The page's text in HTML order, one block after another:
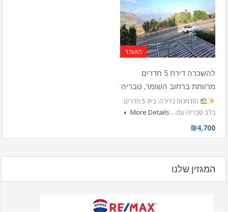
הושכר
להשכרה דירת 5 חדרים
מרווחת ברחוב השומר, טבריה
הזדמנות נדירה: בית 5 חדרים
בלב טבריה עם… More Details
₪4,700
המגזין שלנו